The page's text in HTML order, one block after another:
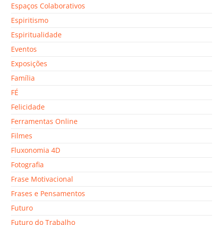
Espaços Colaborativos
Espiritismo
Espiritualidade
Eventos
Exposições
Família
FÉ
Felicidade
Ferramentas Online
Filmes
Fluxonomia 4D
Fotografia
Frase Motivacional
Frases e Pensamentos
Futuro
Futuro do Trabalho